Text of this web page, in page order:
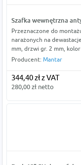
Szafka wewnętrzna
Przeznaczone do
narażonych na
mm, drzwi gr. 2 mm,
Producent: Mantar
344,40 zł z VAT
280,00 zł netto